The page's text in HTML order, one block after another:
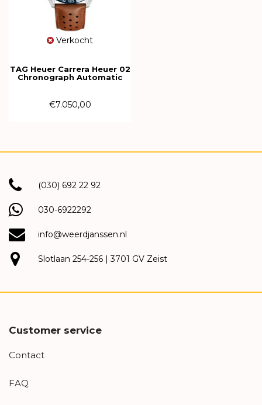
Verkocht
TAG Heuer Carrera Heuer 02
Chronograph Automatic
€7.050,00
(030) 692 22 92
030-6922292
info@weerdjanssen.nl
Slotlaan 254-256 | 3701 GV Zeist
Customer service
Contact
FAQ